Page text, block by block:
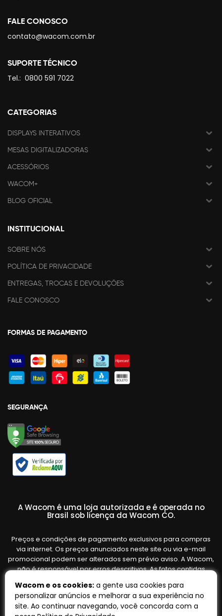
FALE CONOSCO
contato@wacom.com.br
SUPORTE TÉCNICO
Tel.: 0800 591 7022
CATEGORIAS
DISPLAYS INTERATIVOS
MESAS DIGITALIZADORAS
ACESSÓRIOS
WACOM+
BLOG OFICIAL
INSTITUCIONAL
SOBRE NÓS
POLÍTICA DE PRIVACIDADE
ENTREGAS, TROCAS E DEVOLUÇÕES
FALE CONOSCO
FORMAS DE PAGAMENTO
SEGURANÇA
A Wacom é uma loja autorizada e é operada no
Brasil sob licença da Wacom CO.
Preços e condições de pagamento exclusivos para compras
via internet. Os preços anunciados neste site ou via e-mail
promocional podem ser alterados sem prévio aviso. A Wacom,
não é responsável por erros descritivos. As fotos contidas
variar de acordo com o fornecedor/lote do fabricante. Ofertas
válidas até o término de nossos estoques. Vendas sujeitas à
análise e confirmação de dados.
Wacom e os cookies: a gente usa cookies para
personalizar anúncios e melhorar a sua experiência no
site. Ao continuar navegando, você concorda com a